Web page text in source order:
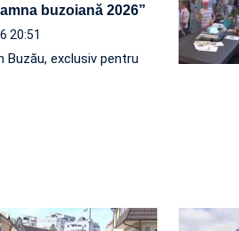
buzoiană 2026”
20:51
Buzău, exclusiv pentru